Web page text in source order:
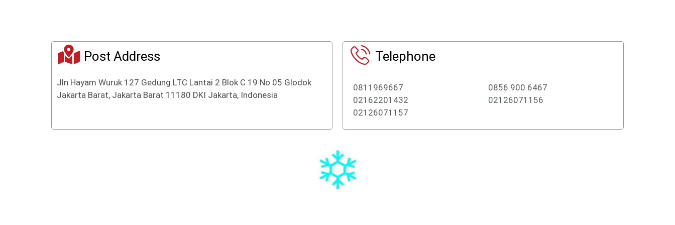
Post Address
Jln Hayam Wuruk 127 Gedung LTC Lantai 2 Blok C 19 No 05 Glodok
Jakarta Barat, Jakarta Barat 11180 DKI Jakarta, Indonesia
Telephone
0811969667
02162201432
02126071157
0856 900 6467
02126071156